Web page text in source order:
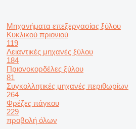
Μηχανήματα επεξεργασίας ξύλου
Κυκλικού πριονιού
119
Λειαντικές μηχανές ξύλου
184
Πριονοκορδέλες ξύλου
81
Συγκολλητικές μηχανές περιθωρίων
264
Φρέζες πάγκου
229
προβολή όλων